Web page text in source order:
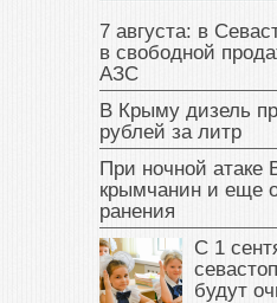
7 августа: в
в свободной
АЗС
В Крыму дизель
рублей за литр
При ночной атаке
крымчанин и еще
ранения
С 1
будут